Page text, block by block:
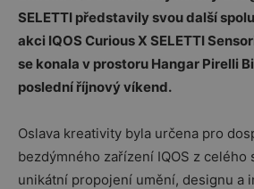
SELETTI představily svou další
akci IQOS Curious X SELETTI
se konala v prostoru Hangar Pirelli
poslední říjnový víkend.
Oslava kreativity byla určena pro
bezdýmného zařízení IQOS z celého
unikátní propojení umění, designu a